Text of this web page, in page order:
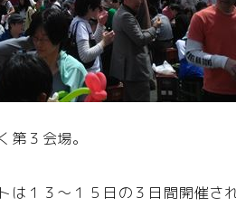
第３会場。
は１３～１５日の３日間開催され